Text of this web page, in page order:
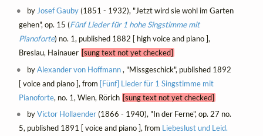
byJosef Gauby(1851 - 1932), "Jetzt wird sie wohl im Garten
gehen", op. 15 (Fünf Lieder für 1 hohe Singstimme mit
Pianoforte) no. 1, published 1882 [ high voice and piano ],
Breslau, Hainauer [sung text not yet checked]
byAlexander von Hoffmann, "Missgeschick", published 1892
[ voice and piano ], from [Fünf] Lieder für 1 Singstimme mit
Pianoforte, no. 1, Wien, Rörich [sung text not yet checked]
byVictor Hollaender(1866 - 1940), "In der Ferne", op. 27 no.
5, published 1891 [ voice and piano ], from Liebeslust und Leid.